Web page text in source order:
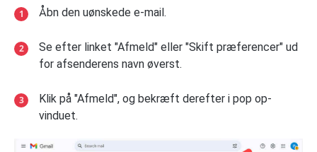
Åbn den uønskede e-mail.
Se efter linket "Afmeld" eller "Skift præferencer" ud
for afsenderens navn øverst.
Klik på "Afmeld", og bekræft derefter i pop op-
vinduet.